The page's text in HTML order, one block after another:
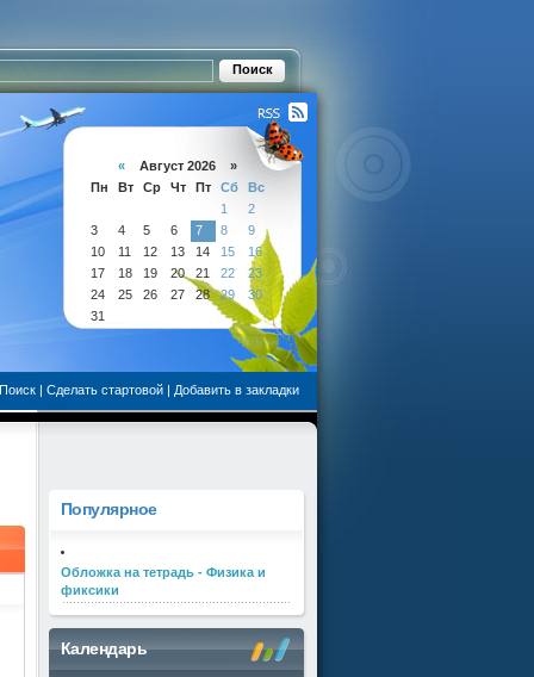
« Август 2026 »
Пн
Вт Ср Чт Пт Сб
Вс
1
2
3
4 5 6 7 8
9
10
11 12 13 14 15
16
17
18 19 20 21 22
23
24
25 26 27 28 29
30
31
Поиск | Сделать стартовой | Добавить в закладки
Популярное
Обложка на тетрадь - Физика и
фиксики
Календарь